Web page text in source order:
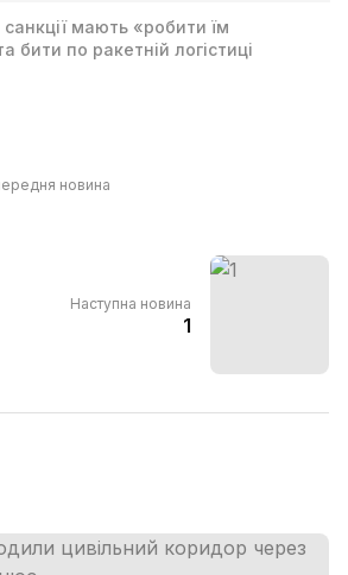
мають «робити їм
бити по ракетній логістиці
новина
Наступна новина
1